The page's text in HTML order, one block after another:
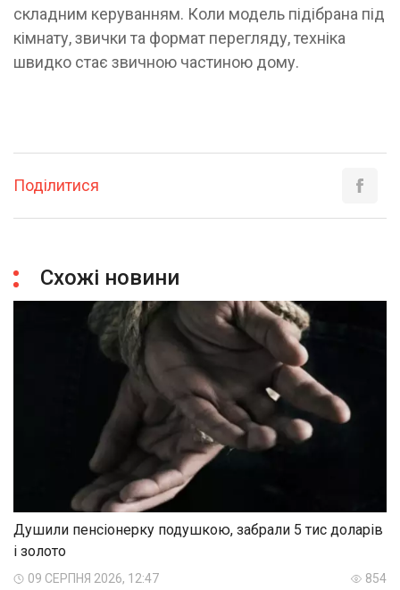
складним керуванням. Коли модель підібрана під
кімнату, звички та формат перегляду, техніка
швидко стає звичною частиною дому.
Поділитися
Схожі новини
Душили пенсіонерку подушкою, забрали 5 тис доларів
і золото
09 СЕРПНЯ 2026, 12:47 854